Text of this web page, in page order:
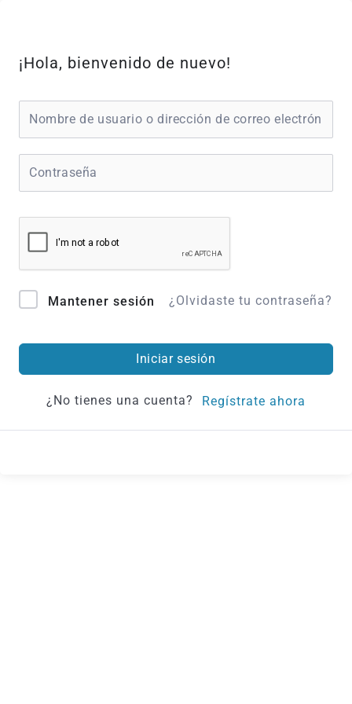
contenido
¡Hola, bienvenido de nuevo!
Mantener sesión ¿Olvidaste tu contraseña?
Iniciar sesión
¿No tienes una cuenta? Regístrate ahora